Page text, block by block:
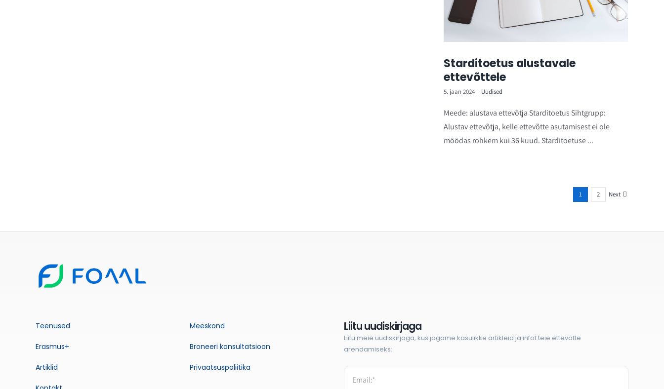
Starditoetus alustavale
ettevõttele
5. jaan 2024 | Uudised
Meede: alustava ettevõtja Starditoetus Sihtgrupp:
Alustav ettevõtja, kelle ettevõtte asutamisest ei ole
möödas rohkem kui 36 kuud. Starditoetuse ...
1 2 Next
Teenused
Erasmus+
Artiklid
Meeskond
Broneeri konsultatsioon
Privaatsuspoliitika
Liitu uudiskirjaga
Liitu meie uudiskirjaga, kus jagame kasulikke artikleid ja infot teie ettevõtte
arendamiseks: